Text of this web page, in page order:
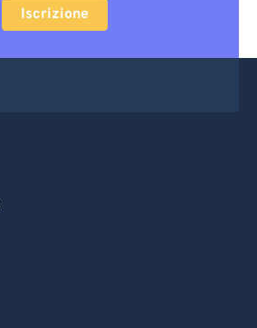
Iscrizione